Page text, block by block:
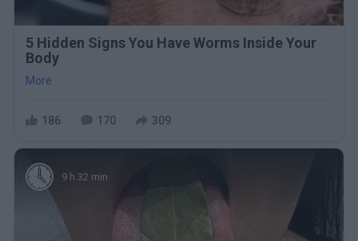
5 Hidden Signs You Have Worms Inside Your
Body
More
186 170 309
9 h 32 min